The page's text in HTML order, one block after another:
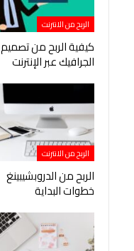
الربح من الانترنت
كيفية الربح من تصميم
الجرافيك عبر الإنترنت
الربح من الانترنت
الربح من الدروبشيبينغ
خطوات البداية